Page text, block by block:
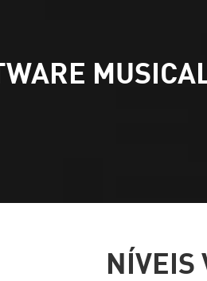
NÍVEIS